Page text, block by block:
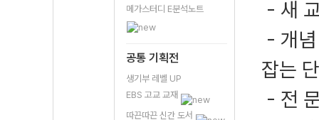
메가스터디 E분석노트
공통 기획전
생기부 레벨 UP
EBS 고교 교재
따끈따끈 신간 도서
- 새
- 개
잡는
- 전